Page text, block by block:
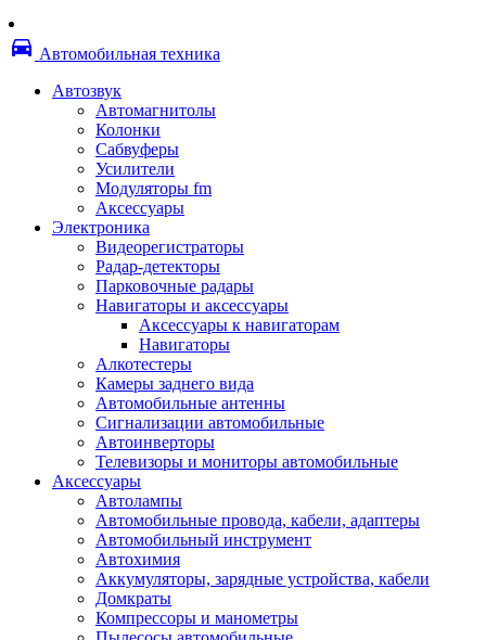
Снпч
Струйные оригинальные
Материалы для переплета
Запчасти и другие расходные материалы
Автоподатчики
Блоки лазера
(памперс)
Валы переноса заряда/магнитные валы
Валы резиновые/тефлоновые
Втулки/подшипники/бушинги
Девелоперы
Дозирущие лезвия
Другие зип
Кабели
Крышки
Лампы
Лотки, кассеты
Моторы/двигатели/редукторы
Платы форматирования
Ракели
Ролики/наборы роликов/насадки
Сервисные наборы
Смазки
directions_car Автомобильная техника
Автозвук
Автомагнитолы
Колонки
Сабвуферы
Усилители
Модуляторы fm
Аксессуары
Электроника
Видеорегистраторы
Радар-детекторы
Парковочные радары
Навигаторы и аксессуары
Аксессуары к навигаторам
Навигаторы
Алкотестеры
Камеры заднего вида
Автомобильные антенны
Сигнализации автомобильные
Автоинверторы
Телевизоры и мониторы автомобильные
Аксессуары
Автолампы
Автомобильные провода, кабели, адаптеры
Автомобильный инструмент
Автохимия
Аккумуляторы, зарядные устройства, кабели
Домкраты
Компрессоры и манометры